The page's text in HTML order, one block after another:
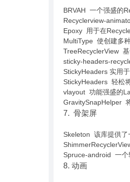
BRVAH 一个强盛的
Recyclerview-
Epoxy 用于在
MultiType 使创建多
TreeRecyclerView 基
sticky-headers-
StickyHeaders 实用
StickyHeaders 轻松
vlayout 功能强盛的
GravitySnapHelper
7. 骨架屏
Skeleton 该库提供了
Spruce-android 一个
8. 动画